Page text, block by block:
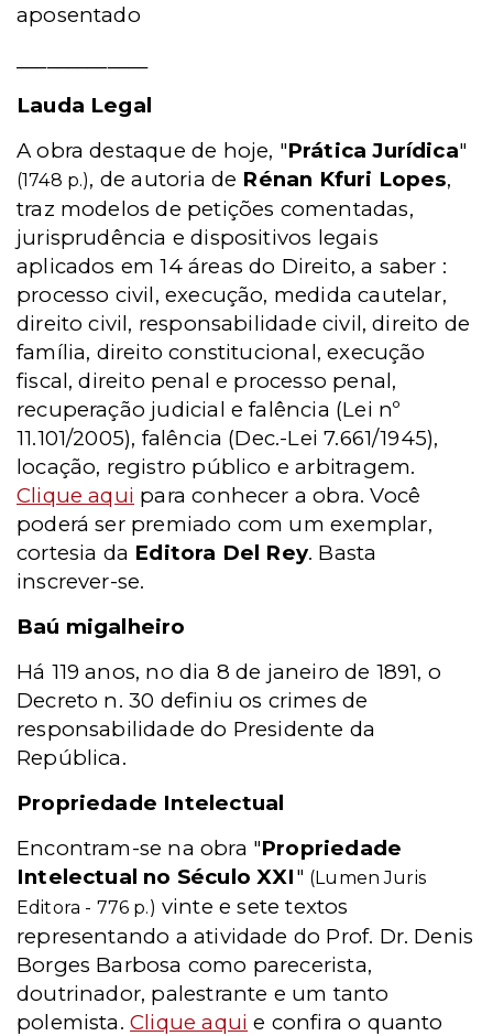
aposentado
Lauda Legal
A obra destaque de hoje, "Prática Jurídica"
(1748 p.), de autoria de Rénan Kfuri Lopes,
traz modelos de petições comentadas,
jurisprudência e dispositivos legais
aplicados em 14 áreas do Direito, a saber :
processo civil, execução, medida cautelar,
direito civil, responsabilidade civil, direito de
família, direito constitucional, execução
fiscal, direito penal e processo penal,
recuperação judicial e falência (Lei nº
11.101/2005), falência (Dec.-Lei 7.661/1945),
locação, registro público e arbitragem.
Clique aqui para conhecer a obra. Você
poderá ser premiado com um exemplar,
cortesia da Editora Del Rey. Basta
inscrever-se.
Baú migalheiro
Há 119 anos, no dia 8 de janeiro de 1891, o
Decreto n. 30 definiu os crimes de
responsabilidade do Presidente da
República.
Propriedade Intelectual
Encontram-se na obra "Propriedade
Intelectual no Século XXI" (Lumen Juris
Editora - 776 p.) vinte e sete textos
representando a atividade do Prof. Dr. Denis
Borges Barbosa como parecerista,
doutrinador, palestrante e um tanto
polemista.Clique aqui e confira o quanto